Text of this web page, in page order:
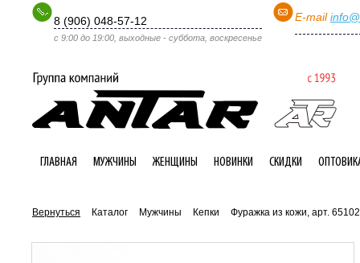
8 (906) 048-57-12
с 9:00 до 19:00, выходные - суббота, воскресенье
E-mail
ГЛАВНАЯ МУЖЧИНЫ ЖЕНЩИНЫ НОВИНКИ СКИДКИ
Вернуться Каталог Мужчины Кепки Фуражка из кожи, арт. 65102